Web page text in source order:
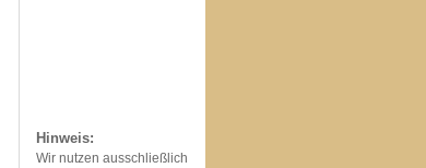
Hinweis:
Wir nutzen ausschließlich